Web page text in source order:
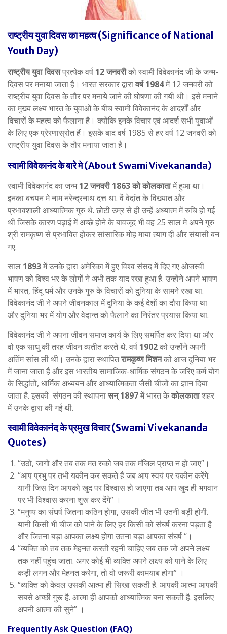
राष्ट्रीय युवा दिवस का महत्व (Significance of National
Youth Day)
राष्ट्रीय युवा दिवसप्रत्येक वर्ष 12 जनवरीको स्वामी विवेकानंद जी के जन्म-
दिवस पर मनाया जाता है। भारत सरकार द्वारावर्ष 1984में 12 जनवरी को
राष्ट्रीय युवा दिवस के तौर पर मनाये जाने की घोषणा की गयी थी। इसे मनाने
का मुख्य लक्ष्य भारत के युवाओं के बीच स्वामी विवेकानंद के आदर्शों और
विचारों के महत्व को फैलाना है। क्योंकि इनके विचार एवं आदर्श सभी युवाओं
के लिए एक प्रेरणास्रोत हैं। इसके बाद वर्ष 1985 से हर वर्ष 12 जनवरी को
राष्ट्रीय युवा दिवस के तौर मनाया जाता है।
स्वामी विवेकानंद के बारे मे (About Swami Vivekananda)
स्वामी विवेकानंद का जन्म12 जनवरी 1863 को कोलकातामें हुआ था।
इनका बचपन मे नाम नरेन्द्रनाथ दत्त था. वें वेदांत के विख्यात और
प्रभावशाली आध्यात्मिक गुरु थे. छोटी उम्र से ही उन्हें अध्यात्म में रुचि हो गई
थी जिसके कारण पढ़ाई में अच्छे होने के बावजूद भी वह 25 साल मे अपने गुरु
श्री रामकृष्ण से प्रभावित होकर सांसारिक मोह माया त्याग दी और संयासी बन
गए.
साल 1893में उनके द्वारा अमेरिका में हुए विश्व संसद में दिए गए ओजस्वी
भाषण को विश्व भर के लोगों ने अभी तक याद रखा हुआ है. उन्होंने अपने भाषण
में भारत, हिंदू धर्म और उनके गुरु के विचारों को दुनिया के सामने रखा था.
विवेकानंद जी ने अपने जीवनकाल में दुनिया के कई देशों का दौरा किया था
और दुनिया भर में योग और वेदान्त को फैलाने का निरंतर प्रयास किया था.
विवेकानंद जी ने अपना जीवन समाज कार्य के लिए समर्पित कर दिया था और
वो एक साधु की तरह जीवन व्यतीत करते थे. वर्ष 1902को उन्होंने अपनी
अतिंम सांस ली थी। उनके द्वारा स्थापितरामकृष्ण मिशनको आज दुनिया भर
में जाना जाता है और इस भारतीय सामाजिक-धार्मिक संगठन के जरिए कर्म योग
के सिद्धांतों, धार्मिक अध्ययन और आध्यात्मिकता जैसी चीजों का ज्ञान दिया
जाता है. इसकी संगठन की स्थापनासन् 1897में भारत केकोलकाताशहर
में उनके द्वारा की गई थी.
स्वामी विवेकानंद के प्रमुख विचार (Swami Vivekananda
Quotes)
“उठो, जागो और तब तक मत रुको जब तक मंजिल प्राप्त न हो जाए”।
“आप प्रभु पर तभी यकीन कर सकते हैं जब आप स्वयं पर यकीन करेंगे.
यानी जिस दिन आपको खुद पर विश्वास हो जाएगा तब आप खुद ही भगवान
पर भी विश्वास करना शुरू कर देंगे” ।
“मनुष्य का संघर्ष जितना कठिन होगा, उसकी जीत भी उतनी बड़ी होगी.
यानी किसी भी चीज को पाने के लिए हर किसी को संघर्ष करना पड़ता है
और जितना बड़ा आपका लक्ष्य होगा उतना बड़ा आपका संघर्ष “।
“व्यक्ति को तब तक मेहनत करती रहनी चाहिए जब तक जो अपने लक्ष्य
तक नहीं पहुंच जाता. अगर कोई भी व्यक्ति अपने लक्ष्य को पाने के लिए
कड़ी लगन और मेहनत करेगा, तो वो जरूरी कामयाब होगा” ।
“व्यक्ति को केवल उसकी आत्मा ही सिखा सकती है. आपकी आत्मा आपकी
सबसे अच्छी गुरू है. आत्मा ही आपको आध्यात्मिक बना सकती है. इसलिए
अपनी आत्मा की सुने” ।
Frequently Ask Question (FAQ)